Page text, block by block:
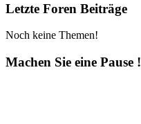
Letzte Foren Beiträge
Noch keine Themen!
Machen Sie eine Pause !